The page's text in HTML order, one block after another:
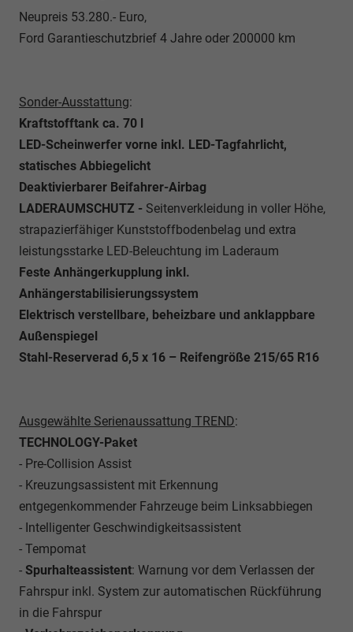
Neupreis 53.280.- Euro,
Ford Garantieschutzbrief 4 Jahre oder 200000 km
Sonder-Ausstattung:
Kraftstofftank ca. 70 l
LED-Scheinwerfer vorne inkl. LED-Tagfahrlicht,
statisches Abbiegelicht
Deaktivierbarer Beifahrer-Airbag
LADERAUMSCHUTZ - Seitenverkleidung in voller Höhe,
strapazierfähiger Kunststoffbodenbelag und extra
leistungsstarke LED-Beleuchtung im Laderaum
Feste Anhängerkupplung inkl.
Anhängerstabilisierungssystem
Elektrisch verstellbare, beheizbare und anklappbare
Außenspiegel
Stahl-Reserverad 6,5 x 16 – Reifengröße 215/65 R16
Ausgewählte Serienaussattung TREND:
TECHNOLOGY-Paket
- Pre-Collision Assist
- Kreuzungsassistent mit Erkennung
entgegenkommender Fahrzeuge beim Linksabbiegen
- Intelligenter Geschwindigkeitsassistent
- Tempomat
- Spurhalteassistent: Warnung vor dem Verlassen der
Fahrspur inkl. System zur automatischen Rückführung
in die Fahrspur